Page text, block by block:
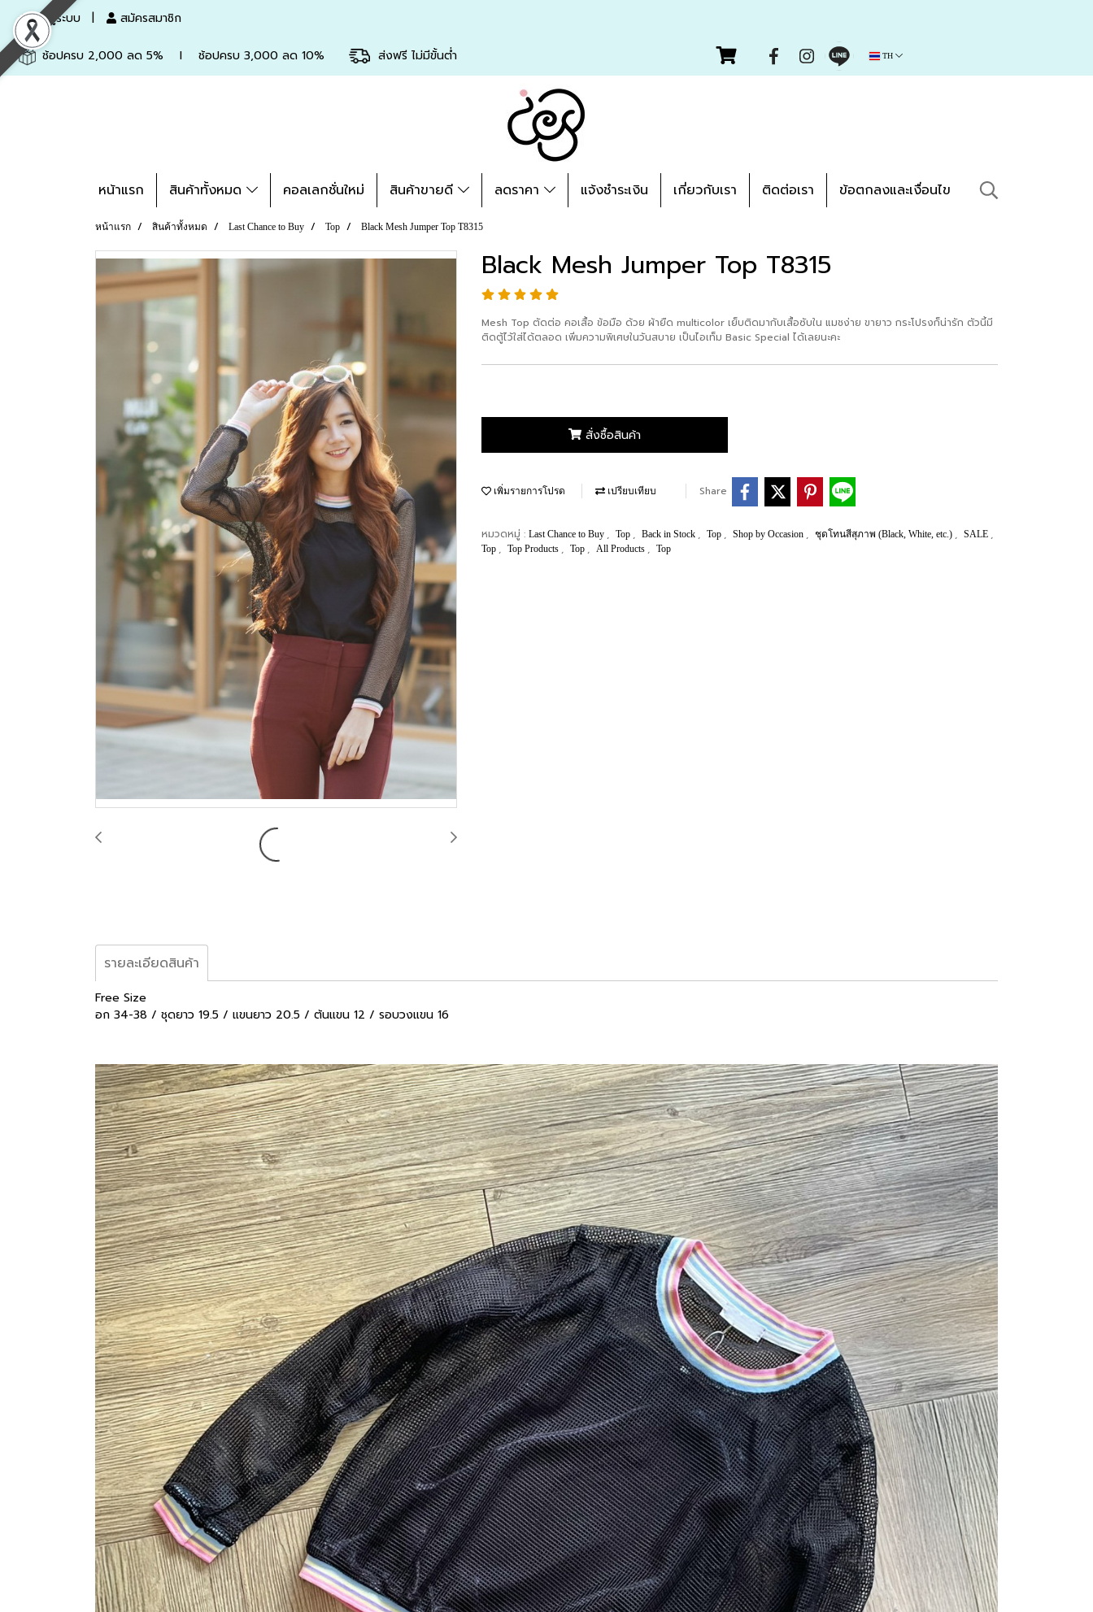
เข้าสู่ระบบ สมัครสมาชิก
ช้อปครบ 2,000 ลด 5% l ช้อปครบ 3,000 ลด 10% ส่งฟรี ไม่มีขั้นต่ำ TH
หน้าแรก สินค้าทั้งหมด คอลเลกชั่นใหม่ สินค้าขายดี ลดราคา แจ้งชำระเงิน เกี่ยวกับเรา ติดต่อเรา ข้อตกลงและเงื่อนไข
หน้าแรก สินค้าทั้งหมด Last Chance to Buy Top Black Mesh Jumper Top T8315
Black Mesh Jumper Top T8315
Mesh Top ตัดต่อ คอเสื้อ ข้อมือ ด้วย ผ้ายืด multicolor เย็บติดมากับเสื้อซับใน แมชง่าย ขายาว กระโปรงก็น่ารัก ตัวนี้มี
ติดตู้ไว้ใส่ได้ตลอด เพิ่มความพิเศษในวันสบาย เป็นไอเท็ม Basic Special ได้เลยนะคะ
สั่งซื้อสินค้า
เพิ่มรายการโปรด เปรียบเทียบ Share
หมวดหมู่ : Last Chance to Buy Top Back in Stock Top Shop by Occasion ชุดโทนสีสุภาพ (Black, White, etc.) SALE
Top Top Products Top All Products Top
รายละเอียดสินค้า
Free Size
อก 34-38 / ชุดยาว 19.5 / แขนยาว 20.5 / ต้นแขน 12 / รอบวงแขน 16